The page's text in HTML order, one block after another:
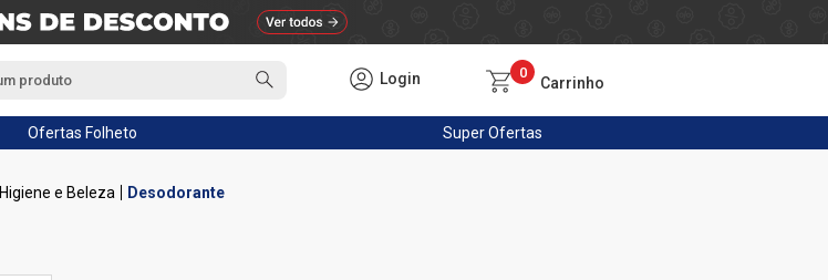
Login 0
Carrinho
Ofertas Folheto SuperOfertas
Higiene e Beleza Desodorante